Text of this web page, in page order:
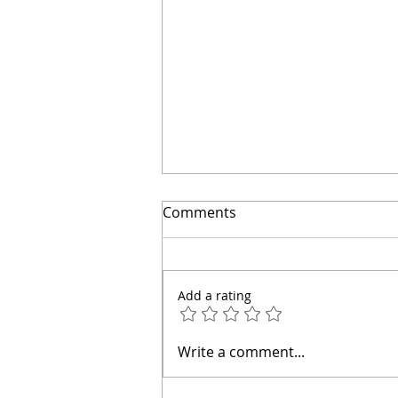
🔴Cuidado: este error hace
Comments
Add a rating
Write a comment...